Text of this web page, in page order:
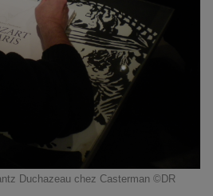
Duchazeau chez Casterman ©DR